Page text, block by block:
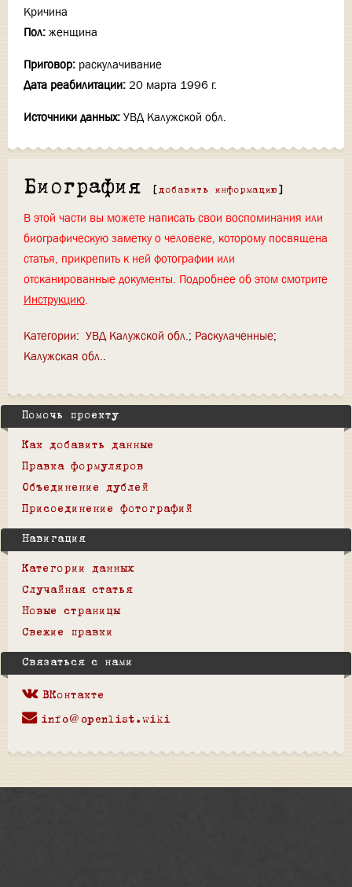
Кричина
Пол: женщина
Приговор: раскулачивание
Дата реабилитации: 20 марта 1996 г.
Источники данных: УВД Калужской обл.
Биография [ добавить информацию ]
В этой части вы можете написать свои воспоминания или
биографическую заметку о человеке, которому посвящена
статья, прикрепить к ней фотографии или
отсканированные документы. Подробнее об этом смотрите
Инструкцию.
Категории: УВД Калужской обл. Раскулаченные
Калужская обл.
Помочь проекту
Как добавить данные
Правка формуляров
Объединение дублей
Присоединение фотографий
Навигация
Категории данных
Случайная статья
Новые страницы
Свежие правки
Связаться с нами
ВКонтакте
info@openlist.wiki